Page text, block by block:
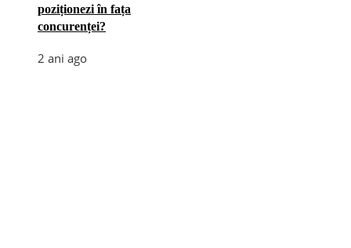
poziționezi în fața
concurenței?
2 ani ago